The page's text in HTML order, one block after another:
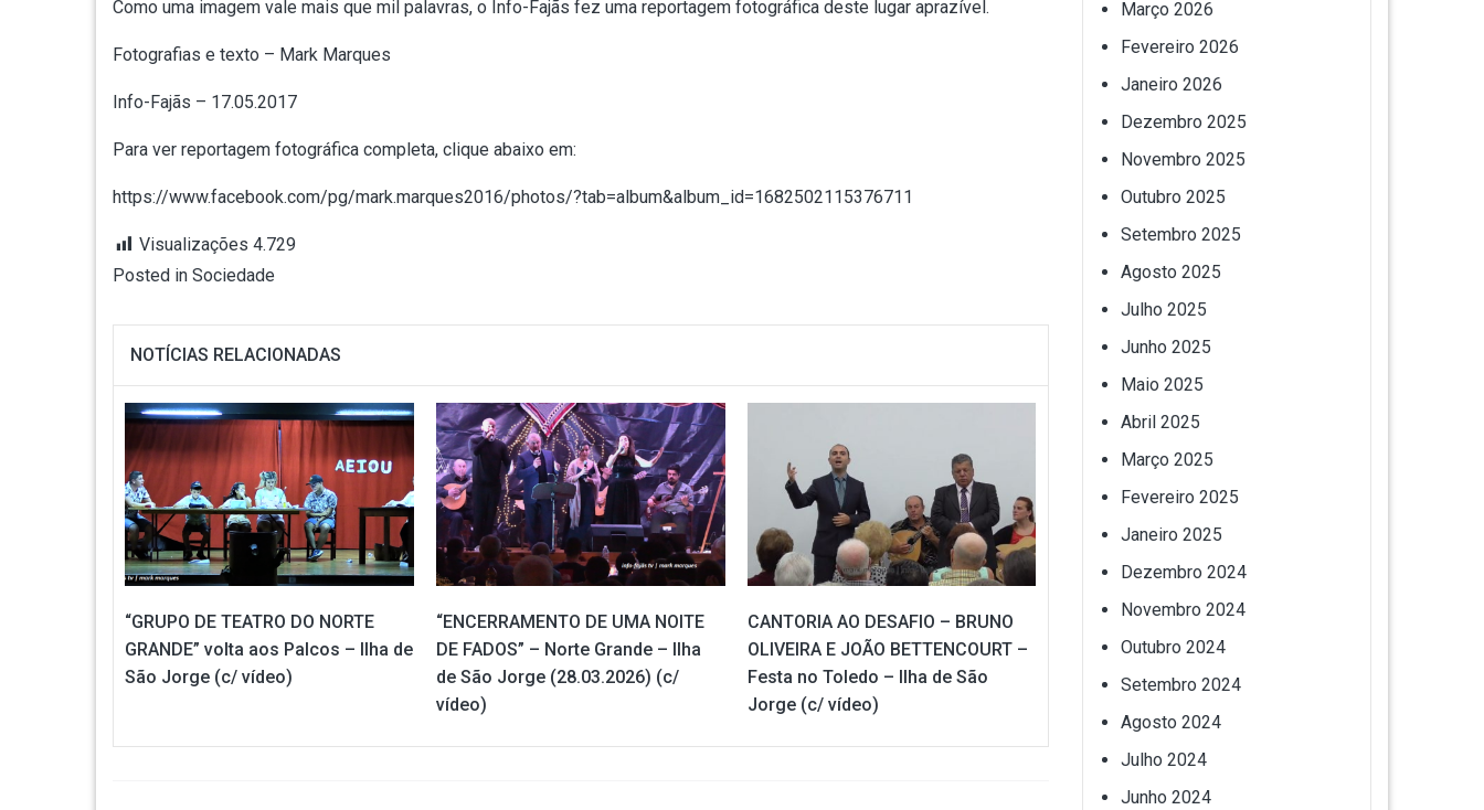
Como uma imagem vale mais que mil palavras, o Info-Fajãs fez uma reportagem fotográfica deste lugar aprazível.
Fotografias e texto – Mark Marques
Info-Fajãs – 17.05.2017
Para ver reportagem fotográfica completa, clique abaixo em:
https://www.facebook.com/pg/mark.marques2016/photos/?tab=album&album_id=1682502115376711
Visualizações 4.729
Posted in Sociedade
NOTÍCIAS RELACIONADAS
“GRUPO DE TEATRO DO NORTE
GRANDE” volta aos Palcos – Ilha de
São Jorge (c/ vídeo)
“ENCERRAMENTO DE UMA NOITE
DE FADOS” – Norte Grande – Ilha
de São Jorge (28.03.2026) (c/
vídeo)
CANTORIA AO DESAFIO – BRUNO
OLIVEIRA E JOÃO BETTENCOURT –
Festa no Toledo – Ilha de São
Jorge (c/ vídeo)
Março 2026
Fevereiro 2026
Janeiro 2026
Dezembro 2025
Novembro 2025
Outubro 2025
Setembro 2025
Agosto 2025
Julho 2025
Junho 2025
Maio 2025
Abril 2025
Março 2025
Fevereiro 2025
Janeiro 2025
Dezembro 2024
Novembro 2024
Outubro 2024
Setembro 2024
Agosto 2024
Julho 2024
Junho 2024